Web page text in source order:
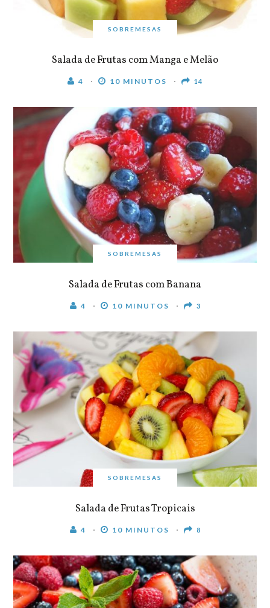
SOBREMESAS
Salada de Frutas com Manga e Melão
4 10 MINUTOS 14
SOBREMESAS
Salada de Frutas com Banana
4 10 MINUTOS 3
SOBREMESAS
Salada de Frutas Tropicais
4 10 MINUTOS 8